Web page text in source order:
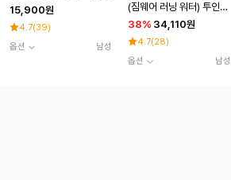
15,900원
4.7(39)
옵션
남성
(짐웨어 러닝 워터) 투인원
남성5부 레깅스 M 반바지
(2컬러)
38% 34,110원
4.7(28)
옵션
남성